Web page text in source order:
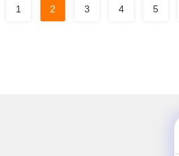
1 2 3 4 5